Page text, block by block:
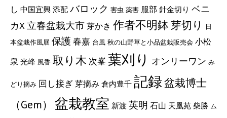
し 中国宜興 添配 バロック 害虫 薬害 服部 針金切り ベニ
カX 立春盆栽大市 芽かき 作者不明鉢芽切り
日
本盆栽作風展 保護 春嘉 台風 秋の山野草と小品盆栽販売会 小松
泉 光峰 風香 取り木 次峯 葉刈り オンリーワン み
どり摘み 回し接ぎ 芽摘み 倉内豊千 記録盆栽博士
（Gem）
盆栽教室 新渡 英明 石山 天凰苑 柴勝 ム